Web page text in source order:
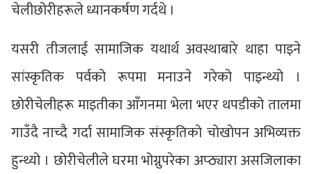
चेलीछोरीहरूले ध्यानकर्षण गर्दथे ।
यसरी तीजलाई सामाजिक यथार्थ अवस्थाबारे थाहा पाइने
सांस्कृतिक पर्वको रूपमा मनाउने गरेको पाइन्थ्यो ।
छोरीचेलीहरू माइतीका आँगनमा भेला भएर थपडीको तालमा
गाउँदै नाच्दै गर्दा सामाजिक संस्कृतिको चोखोपन अभिव्यक्त
हुन्थ्यो । छोरीचेलीले घरमा भोग्नुपरेका अप्ठ्यारा असजिलाका